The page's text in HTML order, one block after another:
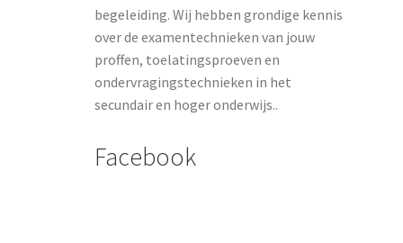
begeleiding. Wij hebben grondige kennis
over de examentechnieken van jouw
proffen, toelatingsproeven en
ondervragingstechnieken in het
secundair en hoger onderwijs..
Facebook